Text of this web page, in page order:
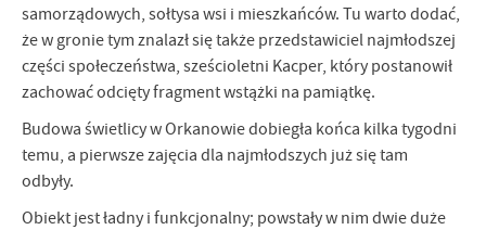
samorządowych, sołtysa wsi i mieszkańców. Tu warto dodać,
że w gronie tym znalazł się także przedstawiciel najmłodszej
części społeczeństwa, sześcioletni Kacper, który postanowił
zachować odcięty fragment wstążki na pamiątkę.
Budowa świetlicy w Orkanowie dobiegła końca kilka tygodni
temu, a pierwsze zajęcia dla najmłodszych już się tam
odbyły.
Obiekt jest ładny i funkcjonalny; powstały w nim dwie duże